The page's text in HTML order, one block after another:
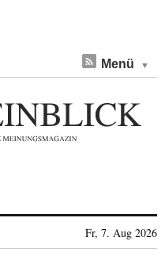
Menü
Fr, 7. Aug 2026